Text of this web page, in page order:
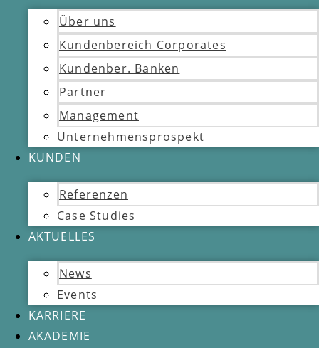
Über uns
Kundenbereich Corporates
Kundenber. Banken
Partner
Management
Unternehmensprospekt
KUNDEN
Referenzen
Case Studies
AKTUELLES
News
Events
KARRIERE
AKADEMIE